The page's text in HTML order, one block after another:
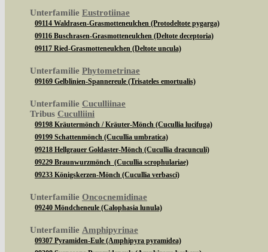
Unterfamilie Eustrotiinae
09114 Waldrasen-Grasmotteneulchen (Protodeltote pygarga)
09116 Buschrasen-Grasmotteneulchen (Deltote deceptoria)
09117 Ried-Grasmotteneulchen (Deltote uncula)
Unterfamilie Phytometrinae
09169 Gelblinien-Spannereule (Trisateles emortualis)
Unterfamilie Cuculliinae
Tribus Cuculliini
09198 Kräutermönch / Kräuter-Mönch (Cucullia lucifuga)
09199 Schattenmönch (Cucullia umbratica)
09218 Hellgrauer Goldaster-Mönch (Cucullia dracunculi)
09229 Braunwurzmönch (Cucullia scrophulariae)
09233 Königskerzen-Mönch (Cucullia verbasci)
Unterfamilie Oncocnemidinae
09240 Möndcheneule (Calophasia lunula)
Unterfamilie Amphipyrinae
09307 Pyramiden-Eule (Amphipyra pyramidea)